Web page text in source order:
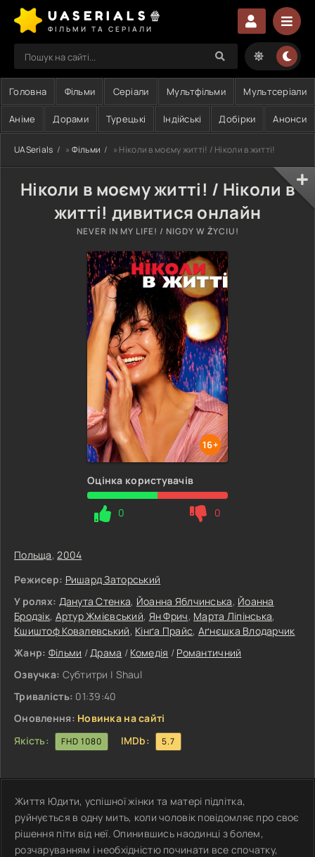
UASERIALS🍿
ФІЛЬМИ ТА СЕРІАЛИ
Головна Фільми Серіали Мультфільми Мультсеріали
Аніме Дорами Турецькі Індійські Добірки Анонси
UASerials » Фільми » Ніколи в моєму житті! / Ніколи в житті!
Ніколи в моєму житті! / Ніколи в
житті! дивитися онлайн
NEVER IN MY LIFE! / NIGDY W ŻYCIU!
16+
Оцінка користувачів
0 0
Польща,2004
Режисер: Ришард Заторський
У ролях: Данута Стенка, Йоанна Яблчинська, Йоанна
Бродзік, Артур Жмієвський, Ян Фрич, Марта Ліпінська,
Кшиштоф Ковалевський, Кінґа Прайс, Аґнєшка Влодарчик
Жанр: Фільми /Драма / Комедія / Романтичний
Озвучка: Субтитри | Shaul
Тривалість: 01:39:40
Оновлення: Новинка на сайті
Якість:
FHD 1080 IMDb: 5.7
Життя Юдити, успішної жінки та матері підлітка,
руйнується в одну мить, коли чоловік повідомляє про своє
рішення піти від неї. Опинившись наодинці з болем,
розчаруванням і необхідністю починати все спочатку,